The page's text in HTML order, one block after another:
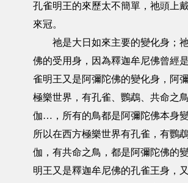
孔雀明王的來歷太不簡單，祂頭上
來冠。
祂是大日如來主要的變化身；
佛的受用身，因為釋迦牟尼佛曾經
雀明王又是阿彌陀佛的變化身，阿
極樂世界，有孔雀、鸚鵡、共命之
伽…，所有的鳥都是阿彌陀佛本身變
所以在西方極樂世界有孔雀，有鸚
伽，有共命之鳥，都是阿彌陀佛的
明王又是釋迦牟尼佛的孔雀王身，